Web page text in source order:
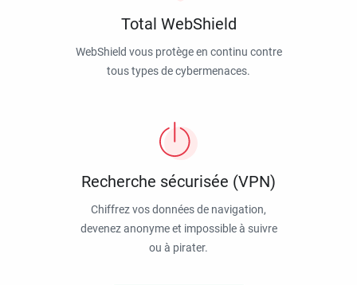
Total WebShield
WebShield vous protège en continu contre
tous types de cybermenaces.
Recherche sécurisée (VPN)
Chiffrez vos données de navigation,
devenez anonyme et impossible à suivre
ou à pirater.